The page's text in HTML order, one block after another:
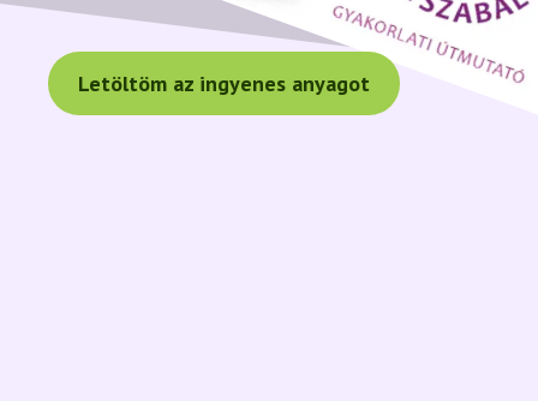
Letöltöm az ingyenes anyagot